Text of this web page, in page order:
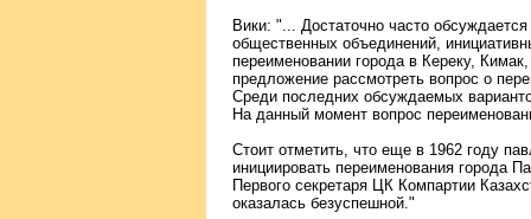
Вики: "... Достаточно часто
общественных объединений,
переименовании города в Кереку,
предложение рассмотреть вопрос о
Среди последних обсуждаемых
На данный момент вопрос
Стоит отметить, что еще в 1962 году
инициировать переименования города
Первого секретаря ЦК Компартии
оказалась безуспешной."